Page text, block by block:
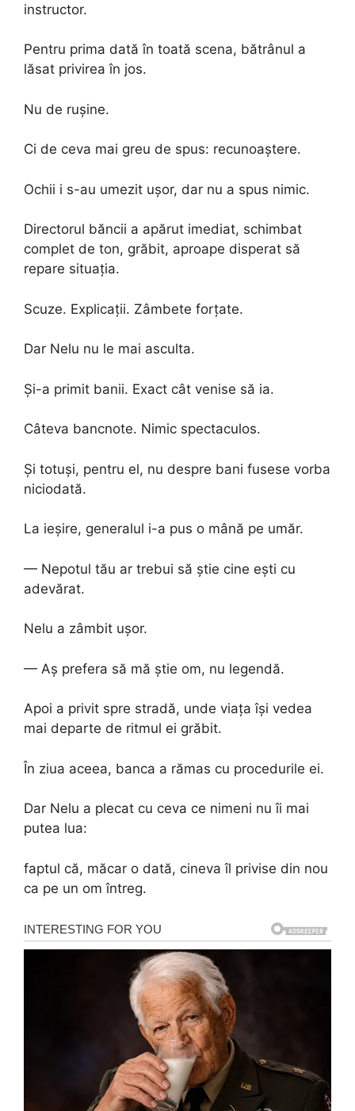
instructor.
Pentru prima dată în toată scena, bătrânul a
lăsat privirea în jos.
Nu de rușine.
Ci de ceva mai greu de spus: recunoaștere.
Ochii i s-au umezit ușor, dar nu a spus nimic.
Directorul băncii a apărut imediat, schimbat
complet de ton, grăbit, aproape disperat să
repare situația.
Scuze. Explicații. Zâmbete forțate.
Dar Nelu nu le mai asculta.
Și-a primit banii. Exact cât venise să ia.
Câteva bancnote. Nimic spectaculos.
Și totuși, pentru el, nu despre bani fusese vorba
niciodată.
La ieșire, generalul i-a pus o mână pe umăr.
— Nepotul tău ar trebui să știe cine ești cu
adevărat.
Nelu a zâmbit ușor.
— Aș prefera să mă știe om, nu legendă.
Apoi a privit spre stradă, unde viața își vedea
mai departe de ritmul ei grăbit.
În ziua aceea, banca a rămas cu procedurile ei.
Dar Nelu a plecat cu ceva ce nimeni nu îi mai
putea lua:
faptul că, măcar o dată, cineva îl privise din nou
ca pe un om întreg.